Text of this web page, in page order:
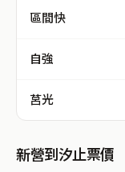
區間快
自強
莒光
新營到汐止票價